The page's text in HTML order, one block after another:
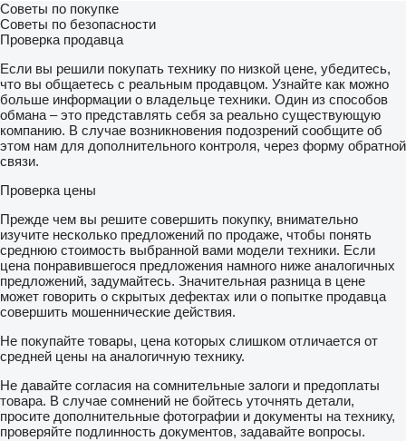
Советы по покупке
Советы по безопасности
Проверка продавца
Если вы решили покупать технику по низкой цене, убедитесь,
что вы общаетесь с реальным продавцом. Узнайте как можно
больше информации о владельце техники. Один из способов
обмана – это представлять себя за реально существующую
компанию. В случае возникновения подозрений сообщите об
этом нам для дополнительного контроля, через форму обратной
связи.
Проверка цены
Прежде чем вы решите совершить покупку, внимательно
изучите несколько предложений по продаже, чтобы понять
среднюю стоимость выбранной вами модели техники. Если
цена понравившегося предложения намного ниже аналогичных
предложений, задумайтесь. Значительная разница в цене
может говорить о скрытых дефектах или о попытке продавца
совершить мошеннические действия.
Не покупайте товары, цена которых слишком отличается от
средней цены на аналогичную технику.
Не давайте согласия на сомнительные залоги и предоплаты
товара. В случае сомнений не бойтесь уточнять детали,
просите дополнительные фотографии и документы на технику,
проверяйте подлинность документов, задавайте вопросы.